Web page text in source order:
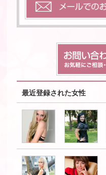
最近登録された女性